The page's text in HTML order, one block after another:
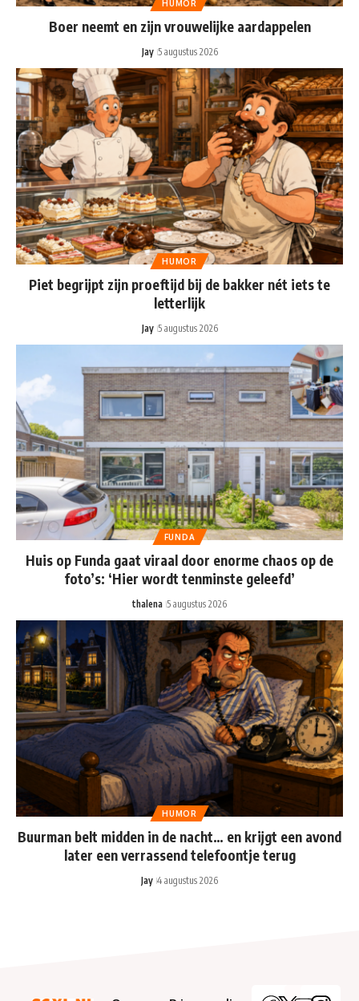
HUMOR
Boer neemt en zijn vrouwelijke aardappelen
Jay 5 augustus 2026
HUMOR
Piet begrijpt zijn proeftijd bij de bakker nét iets te
letterlijk
Jay 5 augustus 2026
FUNDA
Huis op Funda gaat viraal door enorme chaos op de
foto’s: ‘Hier wordt tenminste geleefd’
thalena 5 augustus 2026
HUMOR
Buurman belt midden in de nacht… en krijgt een avond
later een verrassend telefoontje terug
Jay 4 augustus 2026